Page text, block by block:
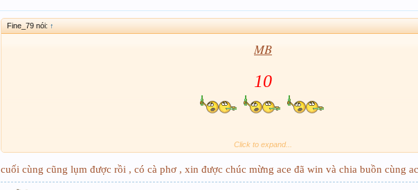
Fine_79 nói: ↑
MB
10
Click to expand...
cuối cùng cũng lụm được rồi , có cà phơ , xin được chúc mừng ace đã win và chia buồn cùng